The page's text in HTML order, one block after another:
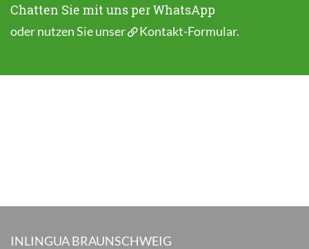
Chatten Sie mit uns per WhatsApp
oder nutzen Sie unser Kontakt-Formular.
INLINGUA BRAUNSCHWEIG